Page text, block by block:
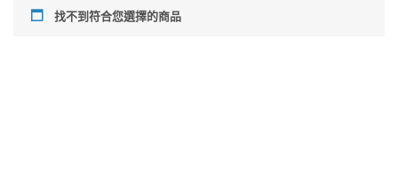
找不到符合您選擇的商品